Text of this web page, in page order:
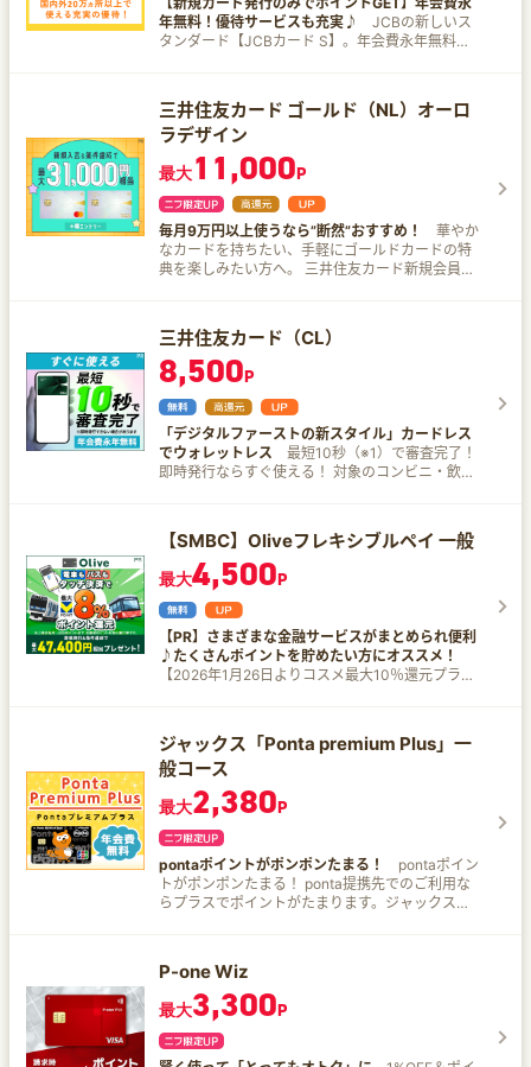
象のコンビニ・飲食店で7％還元」に加えて、3％
が付与された合計還元率です。 「3％」のうち
す。 ※7 2025年4月1日ご利用分より、セブン‐イレ
ブンでのタバコご購入分のうち、本サービスによ
る追加の特典（＋9.25%）は付与されません。 ※8
本サービスや10％還元の条件・詳細は、必ず三井
住友カード公式HPをご確認ください。
ア店舗またはディズニーストア.jpでの利用で20％
（最大2万円）キャッシュバック 【内容】 期間中
20,000円）をキャッシュバックいたします。 【受
付期間】 2026年4月1日（水）～2027年3月31日
（水）まで 【入会・利用期間およびキャッシュバ
ック時期】 入会受付日：2026年4月1日（水）～6
月30日（火） カード利用・ログイン期間：2026
年4月1日（水）～7月31日（金） キャッシュバッ
ク時期：2026年10月10日（土）頃 入会受付日：
2026年7月1日（水）～9月30日（水） カード利
用・ログイン期間：2026年7月1日（水）～10月
2026年10月1日（木）～2027年1月31日（日） キ
ャッシュバック時期：2027年4月10日（土）頃 入
会受付日：2027年1月1日（金）～3月31日（水）
カード利用・ログイン期間：2027年1月1日（金）
～4月30日（金） キャッシュバック時期：2027年
7月10日（土）頃 10日が土・日・祝日の場合は翌
営業日のキャッシュバックとなります。 ※キャン
ペーン、特典、カード入会には、諸条件がありま
ト付与と、お得な特典が盛りだくさん！ 家賃、光
熱費、携帯料金、さらには普段の買い物まで、
日々の支払いをこの1枚にまとめるだけで、ポイン
【三井住友カード プラチナプリファード】に入会
して、ワンランク上のクレジットカードライフを
始めましょう！ ※1 対象取引や算定期間等の実際の
適用条件などの詳細は、三井住友カードのホーム
ページを必ずご確認ください。 ※2 条件あり。詳
細は三井住友カード公式HPをご確認ください。
円分のVポイントPayギフトプレゼント c)学生限
定 新規入会で1,000円分のVポイントPayギフト
プレゼント ＜おすすめポイント＞ ■年会費永年無
ント還元 （※1） ■セブン-イレブンで最大10％
ポイント還元 条件達成の上で、セブン-イレブ
ン（※2）でスマホのVisaのタッチ決済・
Mastercard®タッチ決済（※3）で支払うと、最大
10％（※4）ポイント還元！（※5）（※6） ■24時
間最短10秒でスピード発行 （※7） ■つみたて投
資でVポイントが貯まる ■コスメ、アパレル、旅
行サイトなど ポイントUPモール経由のネットシ
ョッピングで＋0.5％～9％ポイント還元！ ■貯め
たVポイントは、1ポイント＝1円で、つみたて投資
ポイントが最大10％ （月上限5,000ポイント）還
元（※9） ▼対象店舗一覧 セイコーマート、セブ
ン-イレブン、ポプラ、ミニストップ、ローソン、
マクドナルド、モスバーガー、ケンタッキーフラ
イドチキン、 吉野家、サイゼリヤ、ガスト、バー
ミヤン、しゃぶ葉、ジョナサン、夢庵、その他す
かいらーくグループ飲食店、スターバックス 、ド
トールコーヒーショップ、エクセルシオール カフ
業施設内にある店舗などでは、一部ポイント付与
の対象となりません。 ※1一定金額（原則1万円）
を超えると、タッチ決済でなく、決済端末にカー
ドを挿しお支払いただく場合がございます。その
場合のお支払い分は、 タッチ決済分のポイント還
元の対象となりませんので、ご了承ください。上
記、タッチ決済とならない金額の上限は、ご利用
される店舗によって異な る場合がございます。 ※1
スマホのタッチ決済対象店舗とモバイルオーダー
含んだ還元率です。 ※1ポイント還元率は利用金額
に対する獲得ポイントを示したもので、ポイント
の交換方法によっては、1ポイント1円相当になら
ない場合があります。 ※1Google Pay™ 、
Samsung Payで、Mastercard®タッチ決済はご利
用いただけません。ポイント還元は受けられませ
んので、ご注意ください。 ※2 商業施設内の店舗
など、一部ポイント加算の対象とならない店舗が
あります。 ※3 カード現物のタッチ決済、iD、カ
ード差し込み、磁気取引は対象外です。 ※4 「最
です。 「3％」のうち0.5％は、お支払い時の
セブン-イレブンアプリの会員コード提示によって
付与されたセブンマイルを、Vポイントへと交換い
ただくことで付与されます。 ※5 2025年4月1日ご
利用分より、セブン‐イレブンでのタバコご購入分
のうち、本サービスによる追加の特典（＋
は初年度年会費無料な上、年間100万円以上ご利
用で翌年の年会費が無料に！ ポイント貯めるなら
「九州カードNEXT」で決まり！
年無料！優待サービスも充実♪
JCBの新しいス
タンダード【JCBカード S】。年会費永年無料！
カード/ETCカード含） JCBスマートフォン保険付
帯あり 国内外20万カ所以上の施設やサービスをお
トクに利用できる「JCBカードS 優待クラブオ
フ」も付帯
三井住友カード ゴールド（NL）オーロ
ラデザイン
最大11,000P
毎月9万円以上使うなら”断然”おすすめ！
華やか
なカードを持ちたい、手軽にゴールドカードの特
典を楽しみたい方へ。 三井住友カード新規会員限
まる！ 新規入会＆条件達成で最大31,000円相当プ
レゼント ▼内訳 １．新規入会＆ご入会月＋1ヵ月
後末までにスマホのタッチ決済1回で7,000円分の
VポイントPayギフトプレゼント ２．新規入会&5
万円以上利用または10万円以上利用で最大6,000
円分のVポイントPayギフトプレゼント └5万円以
上利用で1,000円分 └10万円以上利用で3,000円
分 Mastercardブランドならさらにプラス3,000円
分 ３．SBI証券口座開設&クレカ積立などで
ポイントをぎゅっと凝縮してお届け！ １．年会費
永年無料の魔法 年間100万円以上のご利用で、翌
年以降の年会費がずーっと無料！さらに、達成の
ご褒美に毎年10,000Vポイントがもらえます！
（※1）（※2） 貯めたVポイントで、新しいコスメ
やお気に入りのファッションアイテムが買えるか
も。お得感たっぷりで、毎日がもっと楽しくなり
ますね。 ２．100万円のハードルは低い！ 「年間
100万円って多いかも」と思うかもしれません
可能です。日常の支出を賢くカードで払うだけ
で、年会費永年無料の恩恵をゲット！ ３．実質最
大1.5%の高還元 年間100万円の利用で10,000Vポ
イント（※2） がもらえるので、実質的な還元率は
最大1.5%！高還元率でポイントがザクザク貯まる
から、 ショッピングももっと楽しくなりますね。
ポイントを賢く使って、自分へのご褒美も忘れず
に！ ４．対象のコンビニ・飲食店でのスマホのタ
ッチ決済またはモバイルオーダーを利用すると、
7％ポイント還元！（※3） ５．セブン-イレブンで
済・Mastercard®タッチ決済（※5）で支払うと、
最大10％（※6）ポイント還元！（※7）（※8）
６．手軽にゴールドカードデビュー！ 豪華な特典
を手軽に楽しめる一枚です。初めてゴールドカー
ドを持つ方にもピッタリ。 持っているだけで気分
三井住友カード（CL）
8,500P
「デジタルファーストの新スタイル」カードレス
でウォレットレス 最短10秒（※1）で審査完了！
即時発行ならすぐ使える！ 対象のコンビニ・飲食
どん貯まる！時代に即したカードレスクレジット
カード。 【三井住友カード（CL）】 新規入会＆
条件達成で最大29,000円相当プレゼント 期間：
2026年7月23日～ ▼内訳 １．新規入会＆ご入会
月＋1ヵ月後末までにスマホのタッチ決済1回で
5,000円分のVポイントPayギフトプレゼント ２．
新規入会&5万円以上利用または10万円以上利用で
最大6,000円分のVポイントPayギフトプレゼント
└5万円以上利用で1,000円分 └10万円以上利用で
で18,000円相当のVポイントプレゼント ◆学生限
定 新規入会＆条件達成で最大12,000円相当プレゼ
ント ▼内訳 a)新規入会＆スマホのタッチ決済1回
で5,000円分のVポイントPayギフトプレゼント b)
新規入会&5万円以上利用または10万円以上利用で
最大6,000円分のVポイントPayギフトプレゼント
c)学生限定 新規入会で1,000円分のVポイント
Payギフトプレゼント ＜おすすめポイント＞
■VISAのクレジットカードとしては国内初のカー
ドレスクレジットカード ■業界初！24時間、最短
ンビニ・飲食店でスマホのタッチ決済またはモバ
イルオーダーを利用すると、7％ポイント還元
（※2） ■セブン-イレブンで最大10％ポイント還
元 条件達成の上で、セブン-イレブン（※3）でス
マホのVisaのタッチ決済・Mastercard®タッチ決
済（※4）で支払うと、最大10％（※5）ポイント
【SMBC】Oliveフレキシブルペイ 一般
最大4,500P
【PR】さまざまな金融サービスがまとめられ便利
♪たくさんポイントを貯めたい方にオススメ！
【2026年1月26日よりコスメ最大10％還元プラン
ントが最大10％（月上限5,000ポイント）還元。
(※) ※ 上記ポイント還元率は、通常のポイント還元
率を含んだ還元率です。 ※ 当プランや最大10％還
元の条件・詳細は、必ず以下ホームぺージをご確
認ください。 ※ 当プランは予告なく変更・終了す
ることがございます。 詳しい条件はこちら
https://www.smbc-
card.com/nyukai/campaign/pop/cardinfo30106
39.jsp ～Oliveフレキシブルペイ 一般で、Vポイン
トがザクザク貯まる！～ 「おトクに使えて便利」
大7％ポイント還元に加えて、 Oliveフレキシブル
ペイ 一般ならさらにおトクにポイントを貯めるチ
ャンス！ 【おトクな情報をいくつかご紹介！】 1.
ポイントが貯まりやすい！ 以下の対象店舗で、ス
マホのタッチ決済を利用するだけで8％ポイント還
ジャックス「Ponta premium Plus」一
般コース
最大2,380P
pontaポイントがポンポンたまる！
pontaポイン
トがポンポンたまる！ ponta提携先でのご利用な
らプラスでポイントがたまります。ジャックス
P-one Wiz
最大3,300P